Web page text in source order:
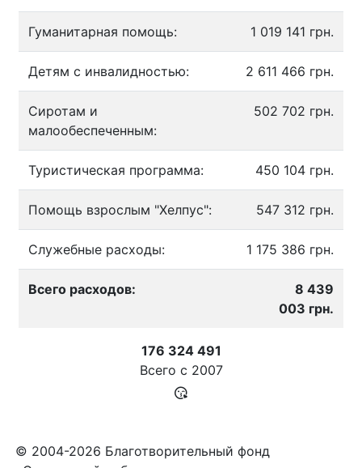
Гуманитарная помощь: 1 019 141 грн.
Детям с инвалидностью: 2 611 466 грн.
Сиротам и
малообеспеченным:
502 702 грн.
Туристическая программа: 450 104 грн.
Помощь взрослым "Хелпус": 547 312 грн.
Служебные расходы: 1 175 386 грн.
Всего расходов:
8 439
003 грн.
176 324 491
Всего с 2007
© 2004-2026 Благотворительный фонд